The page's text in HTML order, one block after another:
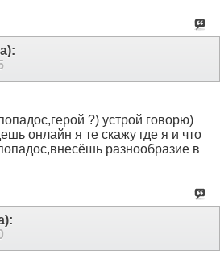
?) устрой говорю)
онлайн я те скажу где я и что
разнообразие в